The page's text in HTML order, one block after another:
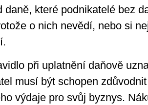
daně, které podnikatelé bez
o nich nevědí, nebo si
při uplatnění daňově
musí být schopen
výdaje pro svůj byznys.